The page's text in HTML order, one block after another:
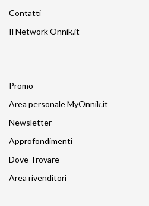
Contatti
Il Network Onnik.it
Promo
Area personale MyOnnik.it
Newsletter
Approfondimenti
Dove Trovare
Area rivenditori